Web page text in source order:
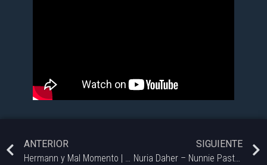
ANTERIOR
SIGUIENTE
Nuria Daher – Nunnie Pastelería | #Bastardos – 03/07.